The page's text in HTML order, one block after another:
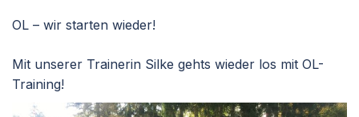
OL – wir starten wieder!
Mit unserer Trainerin Silke gehts wieder los mit OL-
Training!